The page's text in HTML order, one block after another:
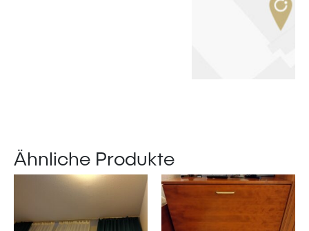
Ähnliche Produkte